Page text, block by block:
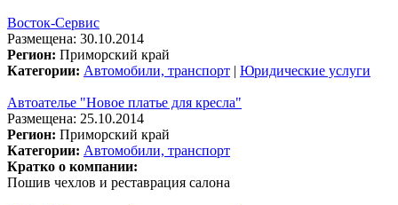
Восток-Сервис
Размещена: 30.10.2014
Регион: Приморский край
Категории: Автомобили, транспорт | Юридические услуги
Автоателье "Новое платье для кресла"
Размещена: 25.10.2014
Регион: Приморский край
Категории: Автомобили, транспорт
Кратко о компании:
Пошив чехлов и реставрация салона